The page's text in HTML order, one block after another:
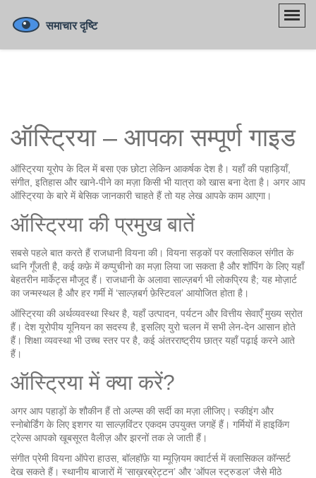
ऑस्ट्रिया – आपका सम्पूर्ण गाइड
ऑस्ट्रिया यूरोप के दिल में बसा एक छोटा लेकिन आकर्षक देश है। यहाँ की पहाड़ियाँ,
संगीत, इतिहास और खाने-पीने का मज़ा किसी भी यात्रा को खास बना देता है। अगर आप
ऑस्ट्रिया के बारे में बेसिक जानकारी चाहते हैं तो यह लेख आपके काम आएगा।
ऑस्ट्रिया की प्रमुख बातें
सबसे पहले बात करते हैं राजधानी वियना की। वियना सड़कों पर क्लासिकल संगीत के
ध्वनि गूँजती है, कई कफ़े में कप्पुचीनो का मज़ा लिया जा सकता है और शॉपिंग के लिए यहाँ
बेहतरीन मार्केट्स मौजूद हैं। राजधानी के अलावा साल्ज़बर्ग भी लोकप्रिय है; यह मोज़ार्ट
का जन्मस्थल है और हर गर्मी में ‘साल्ज़बर्ग फ़ेस्टिवल’ आयोजित होता है।
ऑस्ट्रिया की अर्थव्यवस्था स्थिर है, यहाँ उत्पादन, पर्यटन और वित्तीय सेवाएँ मुख्य स्रोत
हैं। देश यूरोपीय यूनियन का सदस्य है, इसलिए युरो चलन में सभी लेन‑देन आसान होते
हैं। शिक्षा व्यवस्था भी उच्च स्तर पर है, कई अंतरराष्ट्रीय छात्र यहाँ पढ़ाई करने आते
हैं।
ऑस्ट्रिया में क्या करें?
अगर आप पहाड़ों के शौकीन हैं तो अल्प्स की सर्दी का मज़ा लीजिए। स्कीइंग और
स्नोबोर्डिंग के लिए इशगर या साल्ज़विंटर एकदम उपयुक्त जगहें हैं। गर्मियों में हाइकिंग
ट्रेल्स आपको खूबसूरत वैलीज़ और झरनों तक ले जाती हैं।
संगीत प्रेमी वियना ऑपेरा हाउस, बॉलहॉफ़े या म्यूज़ियम क्वार्टर्स में क्लासिकल कॉन्सर्ट
देख सकते हैं। स्थानीय बाजारों में ‘साख़रब्रेट्टन’ और ‘ऑपल स्ट्रुडल’ जैसे मीठे